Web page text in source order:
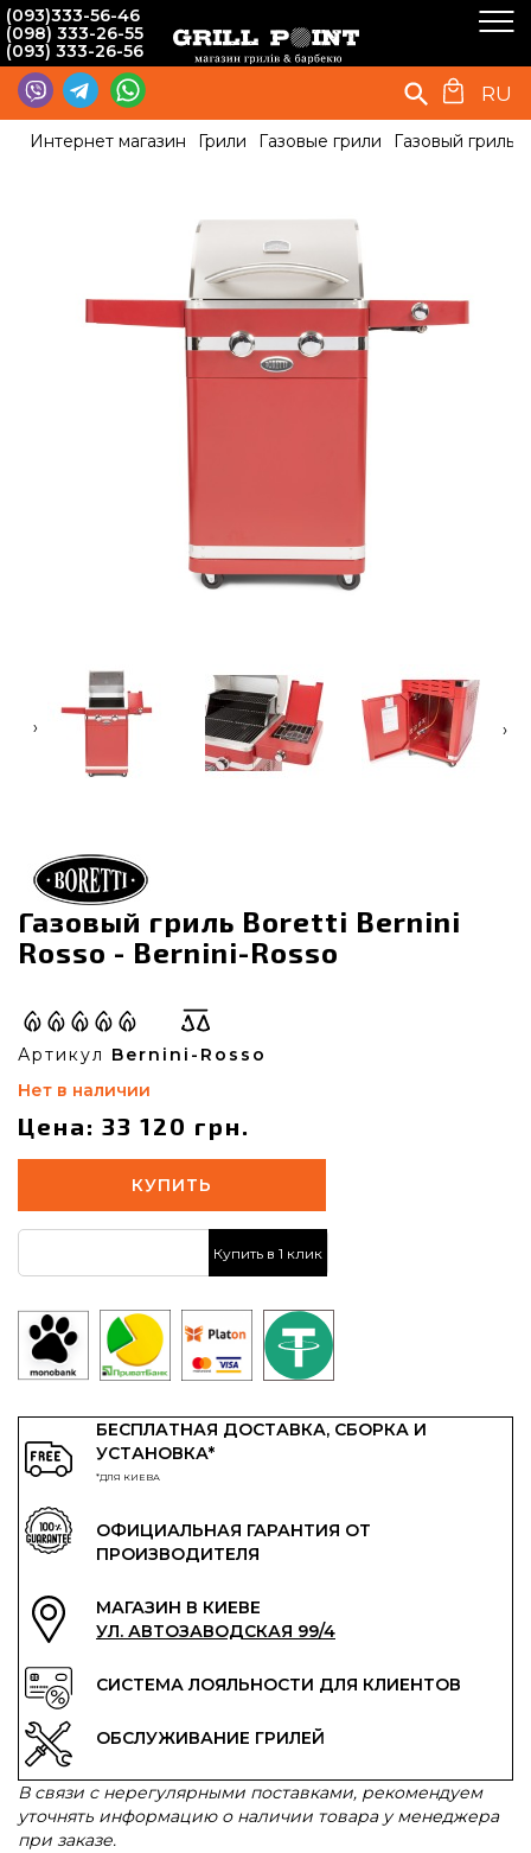
(093)333-56-46
(098) 333-26-55
(093) 333-26-56
RU
Интернет магазин Грили Газовые грили Газовый гриль
‹ ›
Газовый гриль Boretti Bernini
Rosso - Bernini-Rosso
Артикул Bernini-Rosso
Нет в наличии
Цена: 33 120 грн.
КУПИТЬ
Купить в 1 клик
БЕСПЛАТНАЯ ДОСТАВКА, СБОРКА И
УСТАНОВКА*
*ДЛЯ КИЕВА
ОФИЦИАЛЬНАЯ ГАРАНТИЯ ОТ
ПРОИЗВОДИТЕЛЯ
МАГАЗИН В КИЕВЕ
УЛ. АВТОЗАВОДСКАЯ 99/4
СИСТЕМА ЛОЯЛЬНОСТИ ДЛЯ КЛИЕНТОВ
ОБСЛУЖИВАНИЕ ГРИЛЕЙ
В связи с нерегулярными поставками, рекомендуем
уточнять информацию о наличии товара у менеджера
при заказе.